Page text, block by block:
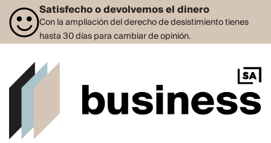
Satisfecho o devolvemos el dinero
Con la ampliación del derecho de desistimiento tienes
hasta 30 días para cambiar de opinión.